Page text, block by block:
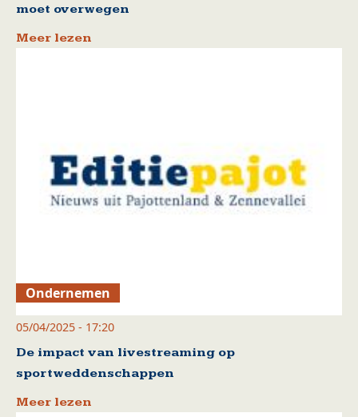
moet overwegen
Meer lezen
Ondernemen
05/04/2025 - 17:20
De impact van livestreaming op
sportweddenschappen
Meer lezen